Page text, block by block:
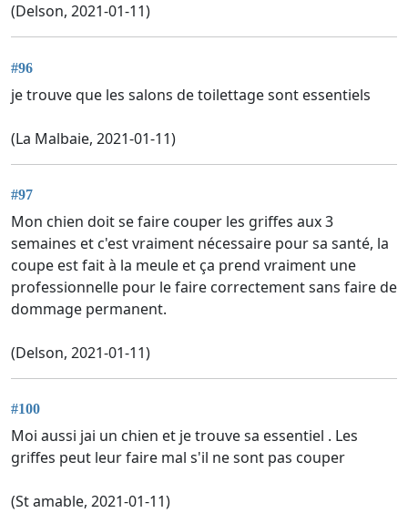
(Delson, 2021-01-11)
#96
je trouve que les salons de toilettage sont essentiels
(La Malbaie, 2021-01-11)
#97
Mon chien doit se faire couper les griffes aux 3
semaines et c'est vraiment nécessaire pour sa santé, la
coupe est fait à la meule et ça prend vraiment une
professionnelle pour le faire correctement sans faire de
dommage permanent.
(Delson, 2021-01-11)
#100
Moi aussi jai un chien et je trouve sa essentiel . Les
griffes peut leur faire mal s'il ne sont pas couper
(St amable, 2021-01-11)